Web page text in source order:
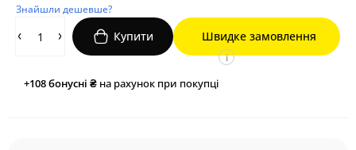
Знайшли дешевше?
Купити Швидке замовлення
+108бонусні ₴ на рахунок при покупці
i